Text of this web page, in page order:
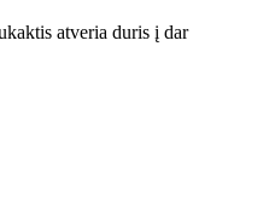
atveria duris į dar